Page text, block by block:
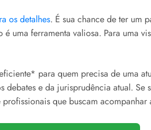
os detalhes. É sua chance de ter um
é uma ferramenta valiosa. Para uma
para quem precisa de uma
e da jurisprudência atual.
que buscam